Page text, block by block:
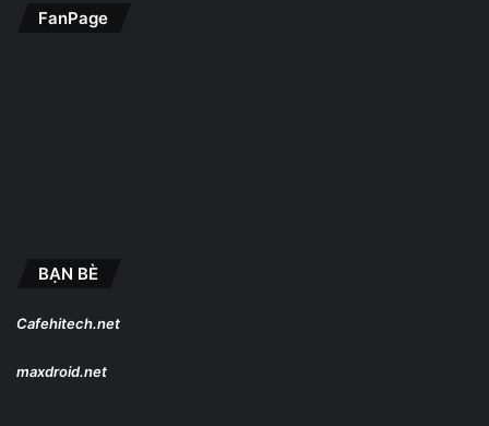
FanPage
BẠN BÈ
Cafehitech.net
maxdroid.net